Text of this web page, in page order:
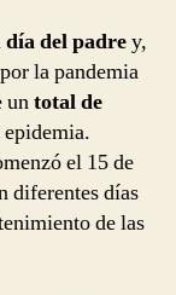
día del padrey,
la pandemia
untotal de
el 15 de
diferentes días
de las